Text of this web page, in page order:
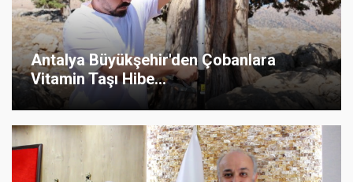
Antalya Büyükşehir'den Çobanlara
Vitamin Taşı Hibe...